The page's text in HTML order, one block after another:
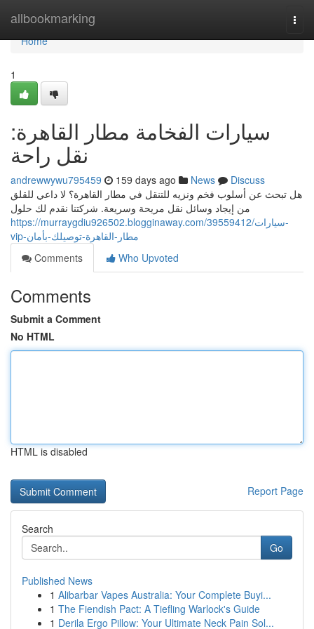
allbookmarking
Home
Home
1
سيارات الفخامة مطار القاهرة:
نقل راحة
andrewwywu795459 159 days ago News
Discuss
هل تبحث عن أسلوب فخم ونزيه للتنقل في مطار القاهرة؟ لا داعي للقلق
من إيجاد وسائل نقل مريحة وسريعة. شركتنا نقدم لك حلول
https://murraygdiu926502.blogginaway.com/39559412/سيارات-
vip-مطار-القاهرة-توصيلك-بأمان
Comments
Who Upvoted
Comments
Submit a Comment
No HTML
HTML is disabled
Report Page
Search
Go
Published News
1 Alibarbar Vapes Australia: Your Complete Buyi...
1 The Fiendish Pact: A Tiefling Warlock's Guide
1 Derila Ergo Pillow: Your Ultimate Neck Pain Sol...